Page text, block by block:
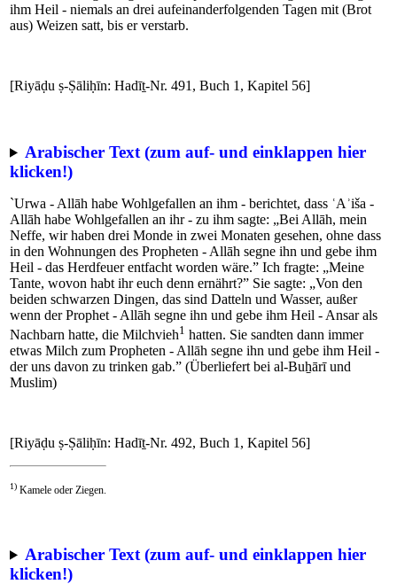
ihm Heil - niemals an drei aufeinanderfolgenden Tagen mit (Brot
aus) Weizen satt, bis er verstarb.
[Riyāḍu ṣ-Ṣāliḥīn: Hadīṯ-Nr. 491, Buch 1, Kapitel 56]
Arabischer Text (zum auf- und einklappen hier
klicken!)
`Urwa - Allāh habe Wohlgefallen an ihm - berichtet, dass ʿAʾiša -
Allāh habe Wohlgefallen an ihr - zu ihm sagte: „Bei Allāh, mein
Neffe, wir haben drei Monde in zwei Monaten gesehen, ohne dass
in den Wohnungen des Propheten - Allāh segne ihn und gebe ihm
Heil - das Herdfeuer entfacht worden wäre.” Ich fragte: „Meine
Tante, wovon habt ihr euch denn ernährt?” Sie sagte: „Von den
beiden schwarzen Dingen, das sind Datteln und Wasser, außer
wenn der Prophet - Allāh segne ihn und gebe ihm Heil - Ansar als
Nachbarn hatte, die Milchvieh1 hatten. Sie sandten dann immer
etwas Milch zum Propheten - Allāh segne ihn und gebe ihm Heil -
der uns davon zu trinken gab.” (Überliefert bei al-Buẖārī und
Muslim)
[Riyāḍu ṣ-Ṣāliḥīn: Hadīṯ-Nr. 492, Buch 1, Kapitel 56]
1) Kamele oder Ziegen.
Arabischer Text (zum auf- und einklappen hier
klicken!)